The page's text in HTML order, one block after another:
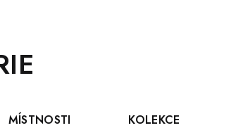
MÍSTNOSTI
KOLEKCE